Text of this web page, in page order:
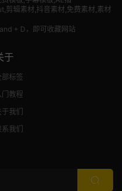
剪辑素材,抖音素材,免费素材,素材
+ D，即可收藏网站
于
部标签
门教程
我们
我们